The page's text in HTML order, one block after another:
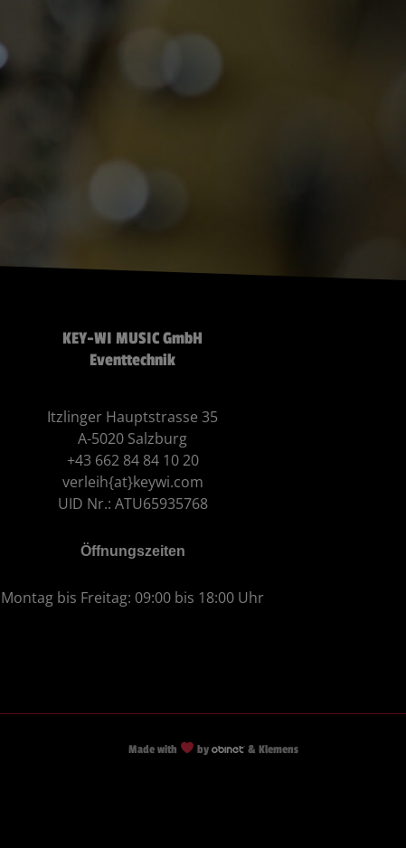
KEY-WI MUSIC GmbH
Eventtechnik
Itzlinger Hauptstrasse 35
A-5020 Salzburg
+43 662 84 84 10 20
verleih{at}keywi.com
UID Nr.: ATU65935768
Öffnungszeiten
Montag bis Freitag: 09:00 bis 18:00 Uhr
Made with by & Klemens